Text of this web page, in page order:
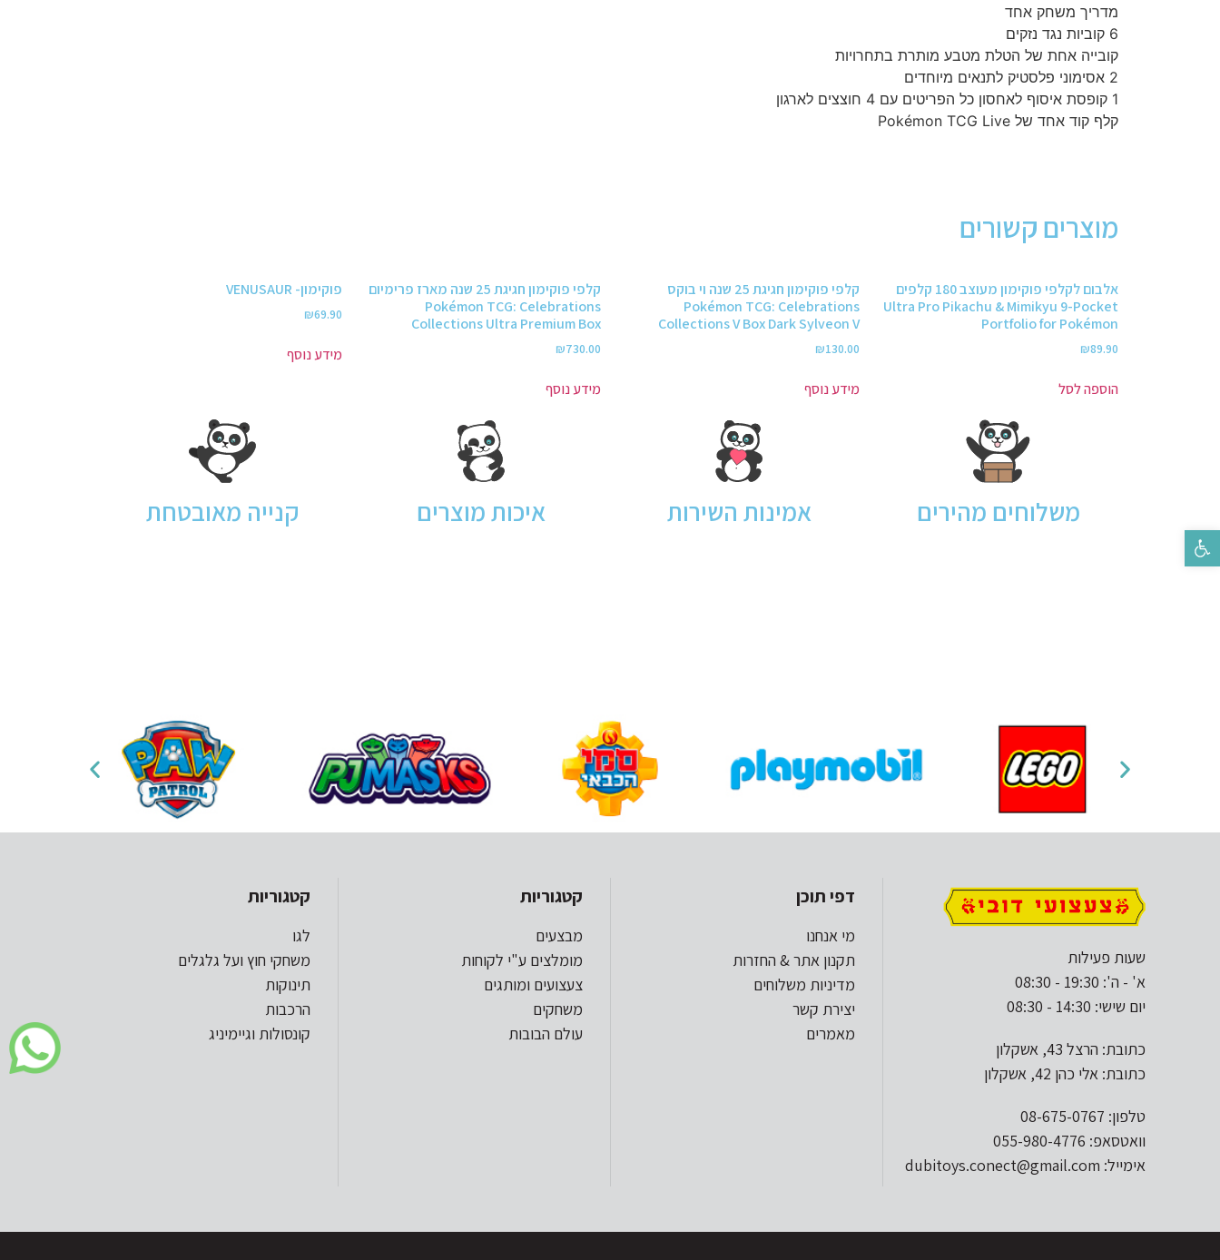
פתח סרגל נגישות
מדריך משחק אחד
6 קוביות נגד נזקים
קובייה אחת של הטלת מטבע מותרת בתחרויות
2 אסימוני פלסטיק לתנאים מיוחדים
1 קופסת איסוף לאחסון כל הפריטים עם 4 חוצצים לארגון
קלף קוד אחד של Pokémon TCG Live
מוצרים קשורים
אלבום לקלפי פוקימון מעוצב 180 קלפים
Ultra Pro Pikachu & Mimikyu 9-Pocket
Portfolio for Pokémon
₪89.90
הוספה לסל
קלפי פוקימון חגיגת 25 שנה וי בוקס
Pokémon TCG: Celebrations
Collections V Box Dark Sylveon V
₪130.00
מידע נוסף
קלפי פוקימון חגיגת 25 שנה מארז פרימיום
Pokémon TCG: Celebrations
Collections Ultra Premium Box
₪730.00
מידע נוסף
פוקימון- VENUSAUR
₪69.90
מידע נוסף
משלוחים מהירים אמינות השירות איכות מוצרים קנייה מאובטחת
שעות פעילות
א' - ה': 19:30 - 08:30
יום שישי: 14:30 - 08:30
כתובת: הרצל 43, אשקלון
כתובת: אלי כהן 42, אשקלון
טלפון: 08-675-0767
וואטסאפ: 055-980-4776
אימייל: dubitoys.conect@gmail.com
דפי תוכן
מי אנחנו
תקנון אתר & החזרות
מדיניות משלוחים
יצירת קשר
מאמרים
קטגוריות
מבצעים
מומלצים ע"י לקוחות
צעצועים ומותגים
משחקים
עולם הבובות
קטגוריות
לגו
משחקי חוץ ועל גלגלים
תינוקות
הרכבות
קונסולות וגיימיניג